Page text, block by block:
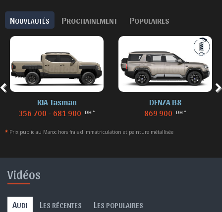
NOUVEAUTÉS PROCHAINEMENT POPULAIRES
DENZA B8
869 900 DH *
DENZA B5
629 900 - 699 900
* Prix public au Maroc hors frais d'immatriculation et peinture métallisée
Vidéos
AUDI L ES RÉCENTES L ES POPULAIRES